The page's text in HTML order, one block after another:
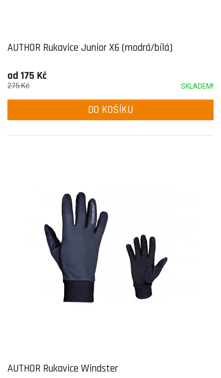
AUTHOR Rukavice Junior X6 (modrá/bílá)
od 175 Kč
SKLADEM!
275 Kč
DO KOŠÍKU
AUTHOR Rukavice Windster